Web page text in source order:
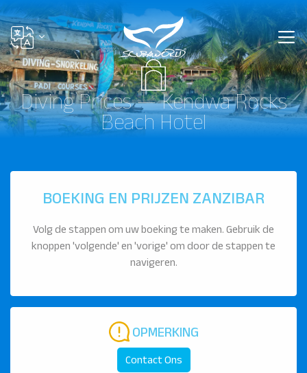
Diving Prices — Kendwa Rocks
Beach Hotel
BOEKING EN PRIJZEN ZANZIBAR
Volg de stappen om uw boeking te maken. Gebruik de
knoppen 'volgende' en 'vorige' om door de stappen te
navigeren.
OPMERKING
Contact Ons